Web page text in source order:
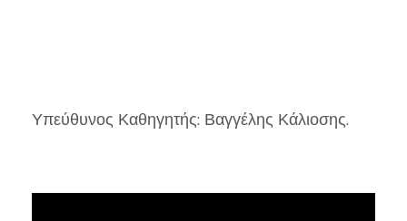
Υπεύθυνος Καθηγητής: Βαγγέλης Κάλιοσης.